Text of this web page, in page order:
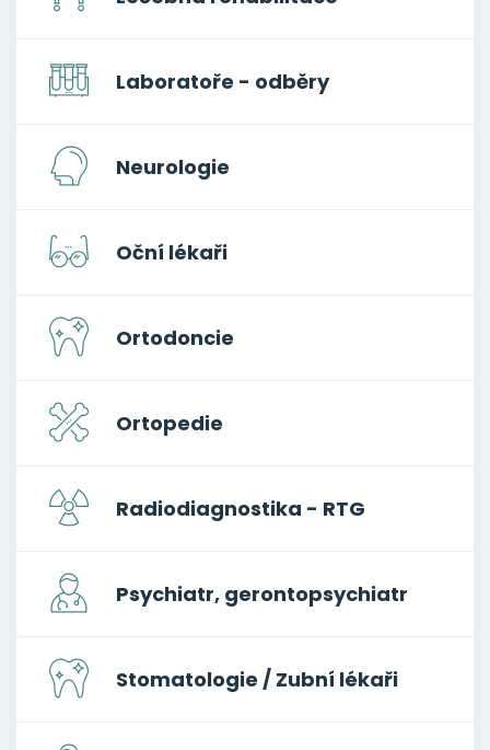
Laboratoře - odběry
Neurologie
Oční lékaři
Ortodoncie
Ortopedie
Radiodiagnostika - RTG
Psychiatr, gerontopsychiatr
Stomatologie / Zubní lékaři